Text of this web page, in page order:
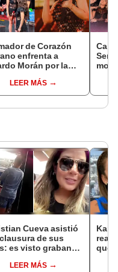
de Corazón
enfrenta a
Morán por la
la Mon Laferte
soy’: “No
LEER MÁS
Cueva asistió
de sus
es visto grabando
de Pamela
LEER MÁS
que